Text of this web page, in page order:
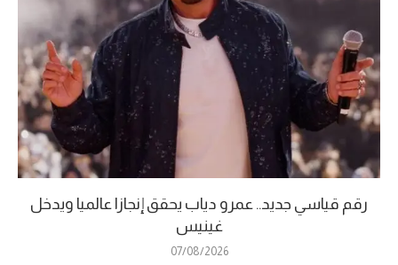
رقم قياسي جديد.. عمرو دياب يحقق إنجازا عالميا ويدخل
غينيس
07/08/2026